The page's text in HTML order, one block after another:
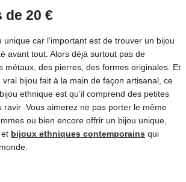
de 20 €
unique car l’important est de trouver un bijou
avant tout. Alors déjà surtout pas de
métaux, des pierres, des formes originales. Et
vrai bijou fait à la main de façon artisanal, ce
ethnique est qu’il comprend des petites
ravir Vous aimerez ne pas porter le même
ou bien encore offrir un bijou unique,
bijoux ethniques contemporains qui